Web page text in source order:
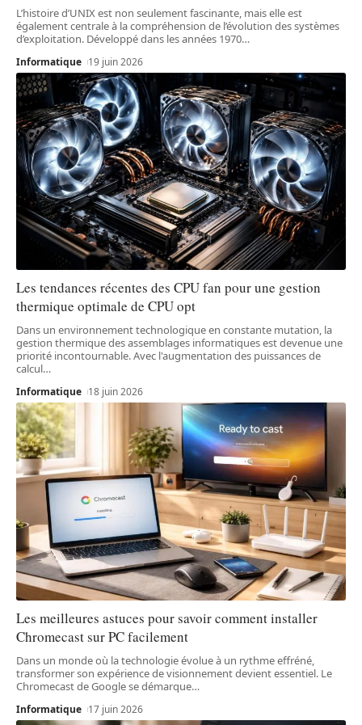
L’histoire d’UNIX est non seulement fascinante, mais elle est
également centrale à la compréhension de l’évolution des systèmes
d’exploitation. Développé dans les années 1970…
Informatique 19 juin 2026
Les tendances récentes des CPU fan pour une gestion
thermique optimale de CPU opt
Dans un environnement technologique en constante mutation, la
gestion thermique des assemblages informatiques est devenue une
priorité incontournable. Avec l'augmentation des puissances de
calcul…
Informatique 18 juin 2026
Les meilleures astuces pour savoir comment installer
Chromecast sur PC facilement
Dans un monde où la technologie évolue à un rythme effréné,
transformer son expérience de visionnement devient essentiel. Le
Chromecast de Google se démarque…
Informatique 17 juin 2026